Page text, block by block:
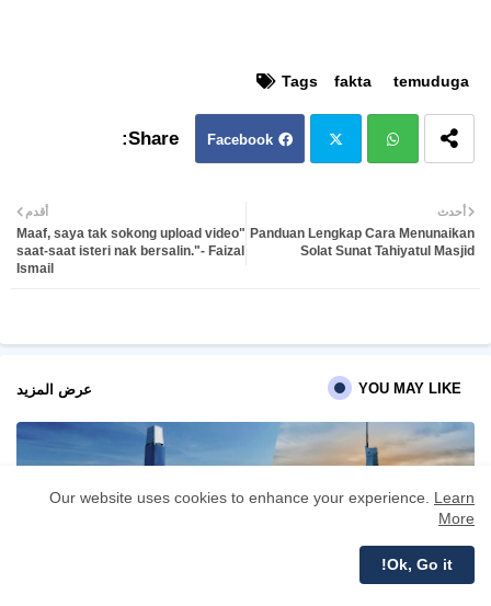
Tags fakta temuduga
Facebook
ter atsa
أحدث
Panduan Lengkap Cara Menunaikan
Solat Sunat Tahiyatul Masjid
أقدم
"Maaf, saya tak sokong upload video
saat-saat isteri nak bersalin."- Faizal
Ismail
YOU MAY LIKE عرض المزيد
Our website uses cookies to enhance your experience. Learn
More
Ok, Go it!